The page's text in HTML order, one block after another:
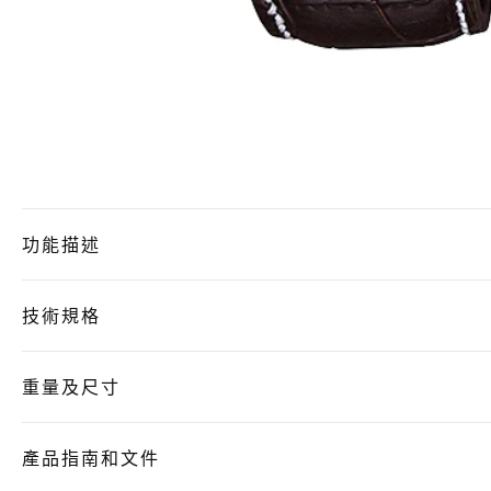
功能描述
技術規格
重量及尺寸
產品指南和文件